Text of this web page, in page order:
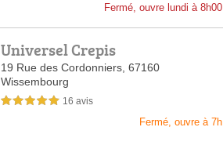
Fermé, ouvre lundi à 8h00
Universel Crepis
19 Rue des Cordonniers, 67160
Wissembourg
5,0 étoiles sur 5 16 avis
Fermé, ouvre à 7h